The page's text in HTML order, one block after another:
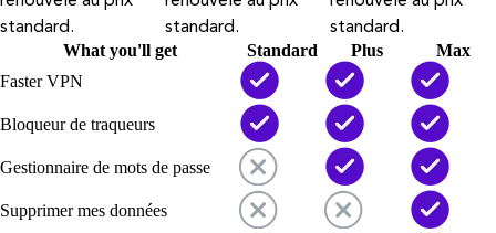
standard.
standard.
standard.
What you'll get Standard Plus
Max
Faster VPN
Bloqueur de traqueurs
Gestionnaire de mots de passe
Supprimer mes données